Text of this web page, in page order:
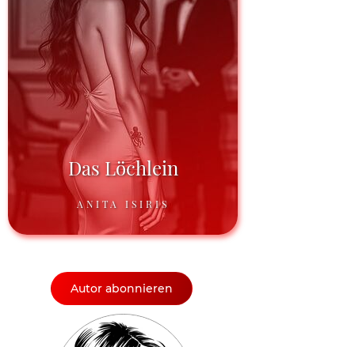
Das Löchlein
ANITA ISIRIS
Autor abonnieren